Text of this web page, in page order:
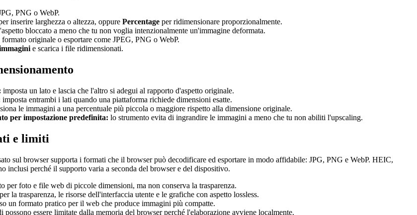
PNG o WebP.
inserire larghezza o altezza, oppure Percentage per ridimensionare proporzionalmente.
bloccato a meno che tu non voglia intenzionalmente un'immagine deformata.
originale o esportare come JPEG, PNG o WebP.
e scarica i file ridimensionati.
imposta un lato e lascia che l'altro si adegui al rapporto d'aspetto originale.
imposta entrambi i lati quando una piattaforma richiede dimensioni esatte.
le immagini a una percentuale più piccola o maggiore rispetto alla dimensione originale.
per impostazione predefinita: lo strumento evita di ingrandire le immagini a meno che tu non abiliti l'upscaling.
e limiti
sul browser supporta i formati che il browser può decodificare ed esportare in modo affidabile: JPG, PNG e WebP. HEIC,
inclusi perché il supporto varia a seconda del browser e del dispositivo.
per foto e file web di piccole dimensioni, ma non conserva la trasparenza.
la trasparenza, le risorse dell'interfaccia utente e le grafiche con aspetto lossless.
un formato pratico per il web che produce immagini più compatte.
possono essere limitate dalla memoria del browser perché l'elaborazione avviene localmente.